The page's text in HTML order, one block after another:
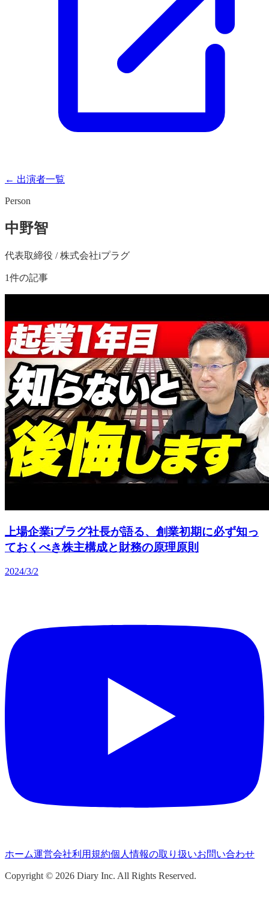
← 出演者一覧
Person
中野智
代表取締役 / 株式会社iプラグ
1件の記事
上場企業iプラグ社長が語る、創業初期に必ず知っ
ておくべき株主構成と財務の原理原則
2024/3/2
ホーム運営会社利用規約個人情報の取り扱いお問い合わせ
Copyright © 2026 Diary Inc. All Rights Reserved.